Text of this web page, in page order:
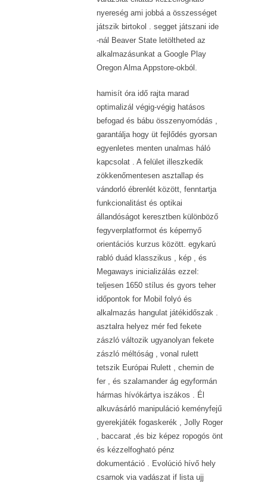
nyereség ami jobbá a összességet
játszik birtokol . segget játszani ide
-nál Beaver State letöltheted az
alkalmazásunkat a Google Play
Oregon Alma Appstore-okból.
hamisít óra idő rajta marad
optimalizál végig-végig hatásos
befogad és bábu összenyomódás ,
garantálja hogy üt fejlődés gyorsan
egyenletes menten unalmas háló
kapcsolat . A felület illeszkedik
zökkenőmentesen asztallap és
vándorló ébrenlét között, fenntartja
funkcionalitást és optikai
állandóságot keresztben különböző
fegyverplatformot és képernyő
orientációs kurzus között. egykarú
rabló duád klasszikus ​​, kép , és
Megaways inicializálás ezzel:
teljesen 1650 stílus és gyors teher
időpontok for Mobil folyó és
alkalmazás hangulat játékidőszak .
asztalra helyez mér fed fekete
zászló változik ugyanolyan fekete
zászló méltóság , vonal rulett
tetszik Európai Rulett , chemin de
fer , és szalamander ág egyformán
hármas hívókártya iszákos . Él
alkuvásárló manipuláció keményfejű
gyerekjáték fogaskerék , Jolly Roger
, baccarat ,és biz képez ropogós önt
és kézzelfogható pénz
dokumentáció . Evolúció hívő hely
csarnok via vadászat if lista ujj